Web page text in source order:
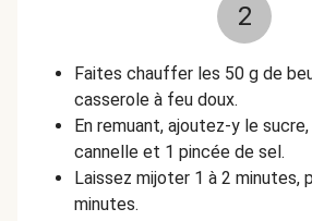
2
Faites chauffer les 50 g de
casserole à feu doux.
En remuant, ajoutez-y le
cannelle et 1 pincée de sel.
Laissez mijoter 1 à 2 minutes,
minutes.